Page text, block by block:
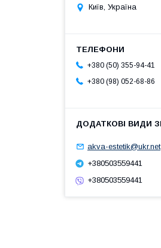
Київ, Україна
+380 (50) 355-94-41
+380 (98) 052-68-86
akva-estetik@ukr.net
+380503559441
+380503559441